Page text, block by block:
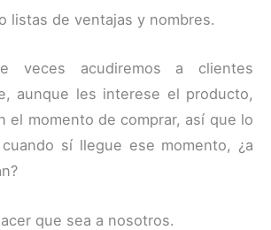
listas de ventajas y nombres.
veces acudiremos a clientes
aunque les interese el producto,
el momento de comprar, así que lo
sí llegue ese momento, ¿a
que sea a nosotros.